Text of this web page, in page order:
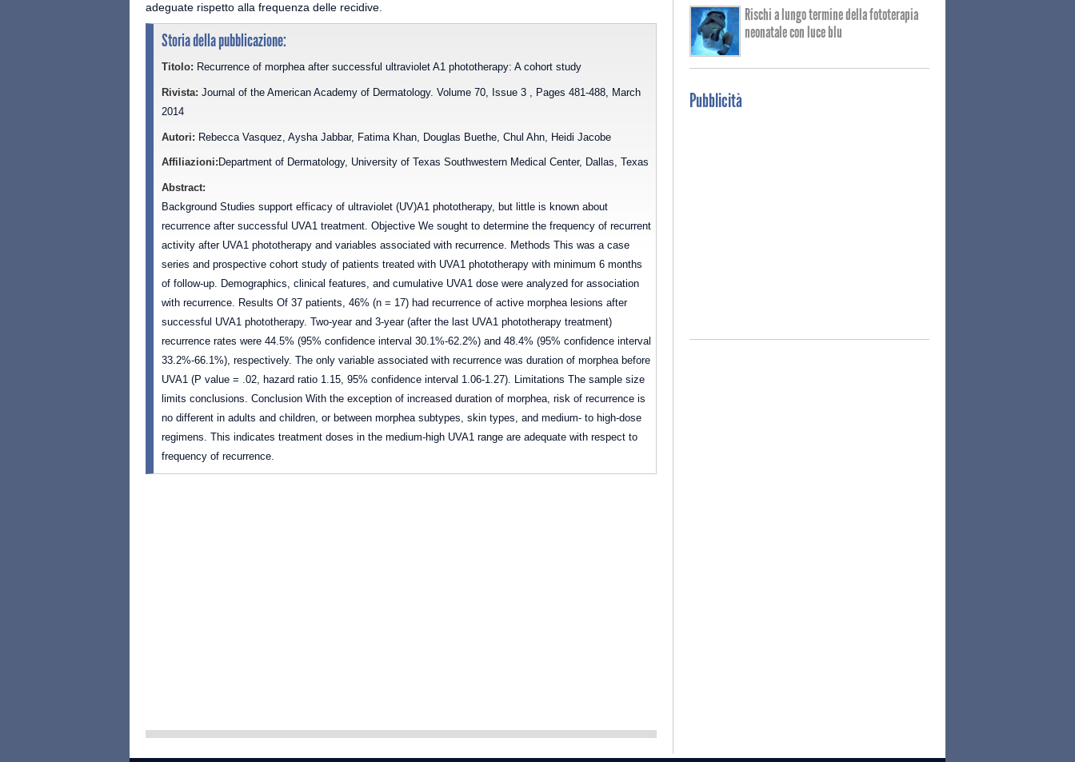
adeguate rispetto alla frequenza delle recidive.
Storia della pubblicazione:
Titolo: Recurrence of morphea after successful ultraviolet A1 phototherapy: A cohort study
Rivista: Journal of the American Academy of Dermatology. Volume 70, Issue 3 , Pages 481-488, March
2014
Autori: Rebecca Vasquez, Aysha Jabbar, Fatima Khan, Douglas Buethe, Chul Ahn, Heidi Jacobe
Affiliazioni: Department of Dermatology, University of Texas Southwestern Medical Center, Dallas, Texas
Abstract:
Background Studies support efficacy of ultraviolet (UV)A1 phototherapy, but little is known about
recurrence after successful UVA1 treatment. Objective We sought to determine the frequency of recurrent
activity after UVA1 phototherapy and variables associated with recurrence. Methods This was a case
series and prospective cohort study of patients treated with UVA1 phototherapy with minimum 6 months
of follow-up. Demographics, clinical features, and cumulative UVA1 dose were analyzed for association
with recurrence. Results Of 37 patients, 46% (n = 17) had recurrence of active morphea lesions after
successful UVA1 phototherapy. Two-year and 3-year (after the last UVA1 phototherapy treatment)
recurrence rates were 44.5% (95% confidence interval 30.1%-62.2%) and 48.4% (95% confidence interval
33.2%-66.1%), respectively. The only variable associated with recurrence was duration of morphea before
UVA1 (P value = .02, hazard ratio 1.15, 95% confidence interval 1.06-1.27). Limitations The sample size
limits conclusions. Conclusion With the exception of increased duration of morphea, risk of recurrence is
no different in adults and children, or between morphea subtypes, skin types, and medium- to high-dose
regimens. This indicates treatment doses in the medium-high UVA1 range are adequate with respect to
frequency of recurrence.
Rischi a lungo termine della fototerapia
neonatale con luce blu
Pubblicità